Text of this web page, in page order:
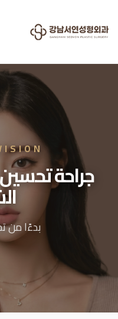
جراحة
بدءًا من